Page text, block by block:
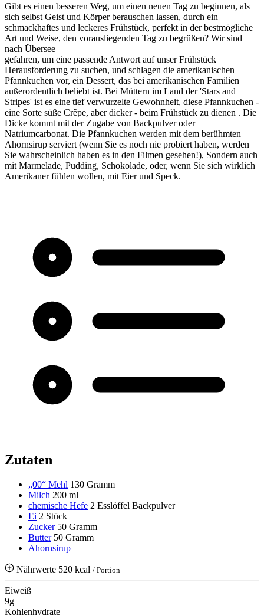
Gibt es einen besseren Weg, um einen neuen Tag zu beginnen, als
sich selbst Geist und Körper berauschen lassen, durch ein
schmackhaftes und leckeres Frühstück, perfekt in der bestmögliche
Art und Weise, den vorausliegenden Tag zu begrüßen? Wir sind
nach Übersee
gefahren, um eine passende Antwort auf unser Frühstück
Herausforderung zu suchen, und schlagen die amerikanischen
Pfannkuchen vor, ein Dessert, das bei amerikanischen Familien
außerordentlich beliebt ist. Bei Müttern im Land der 'Stars and
Stripes' ist es eine tief verwurzelte Gewohnheit, diese Pfannkuchen -
eine Sorte süße Crêpe, aber dicker - beim Frühstück zu dienen . Die
Dicke kommt mit der Zugabe von Backpulver oder
Natriumcarbonat. Die Pfannkuchen werden mit dem berühmten
Ahornsirup serviert (wenn Sie es noch nie probiert haben, werden
Sie wahrscheinlich haben es in den Filmen gesehen!), Sondern auch
mit Marmelade, Pudding, Schokolade, oder, wenn Sie sich wirklich
Amerikaner fühlen wollen, mit Eier und Speck.
Zutaten
„00“ Mehl 130 Gramm
Milch 200 ml
chemische Hefe 2 Esslöffel Backpulver
Ei 2 Stück
Zucker 50 Gramm
Butter 50 Gramm
Ahornsirup
Nährwerte 520 kcal / Portion
Eiweiß
9g
Kohlenhydrate